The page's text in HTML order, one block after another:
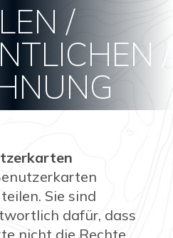
/
/
Sie sind
dafür, dass
nicht die Rechte